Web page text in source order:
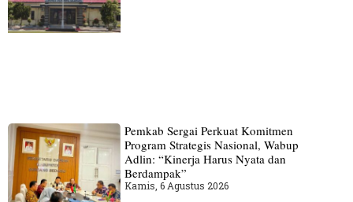
Pemkab Sergai Perkuat Komitmen
Program Strategis Nasional, Wabup
Adlin: “Kinerja Harus Nyata dan
Berdampak”
Kamis, 6 Agustus 2026